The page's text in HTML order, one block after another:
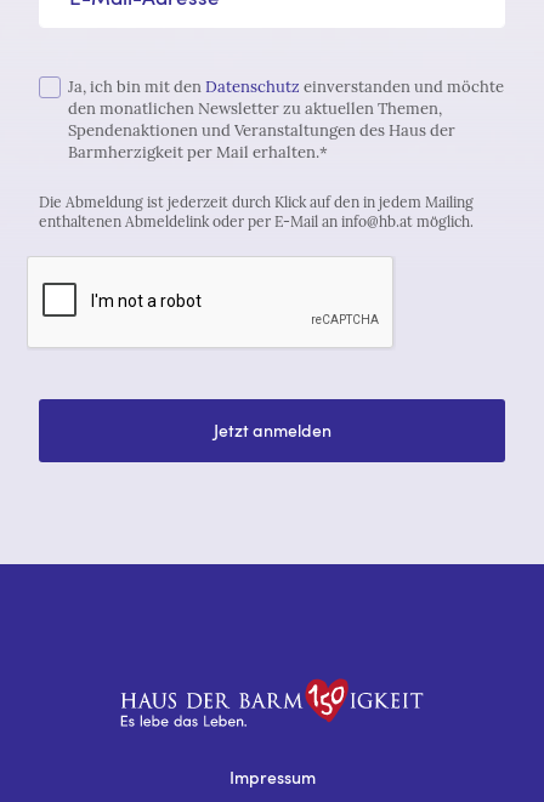
Ja, ich bin mit denDatenschutz einverstanden und möchte
den monatlichen Newsletter zu aktuellen Themen,
Spendenaktionen und Veranstaltungen des Haus der
Barmherzigkeit per Mail erhalten.*
Die Abmeldung ist jederzeit durch Klick auf den in jedem Mailing
enthaltenen Abmeldelink oder per E-Mail an info@hb.at möglich.
Jetzt anmelden
Impressum